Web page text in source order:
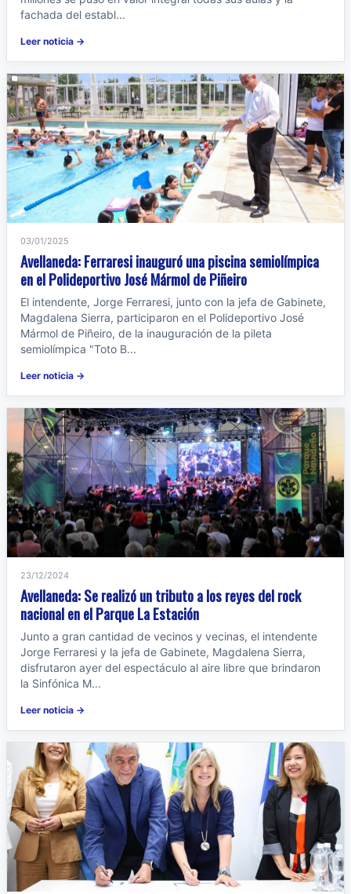
fachada del establ...
Leer noticia →
03/01/2025
Avellaneda: Ferraresi inauguró una piscina semiolímpica
en el Polideportivo José Mármol de Piñeiro
El intendente, Jorge Ferraresi, junto con la jefa de Gabinete,
Magdalena Sierra, participaron en el Polideportivo José
Mármol de Piñeiro, de la inauguración de la pileta
semiolímpica "Toto B...
Leer noticia →
23/12/2024
Avellaneda: Se realizó un tributo a los reyes del rock
nacional en el Parque La Estación
Junto a gran cantidad de vecinos y vecinas, el intendente
Jorge Ferraresi y la jefa de Gabinete, Magdalena Sierra,
disfrutaron ayer del espectáculo al aire libre que brindaron
la Sinfónica M...
Leer noticia →